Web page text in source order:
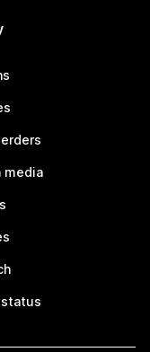
media